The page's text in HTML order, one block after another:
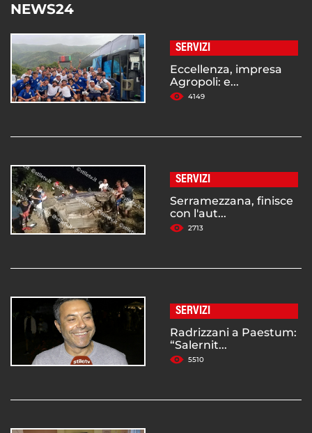
NEWS24
SERVIZI
Eccellenza, impresa
Agropoli: e...
4149
SERVIZI
Serramezzana, finisce
con l'aut...
2713
SERVIZI
Radrizzani a Paestum:
“Salernit...
5510